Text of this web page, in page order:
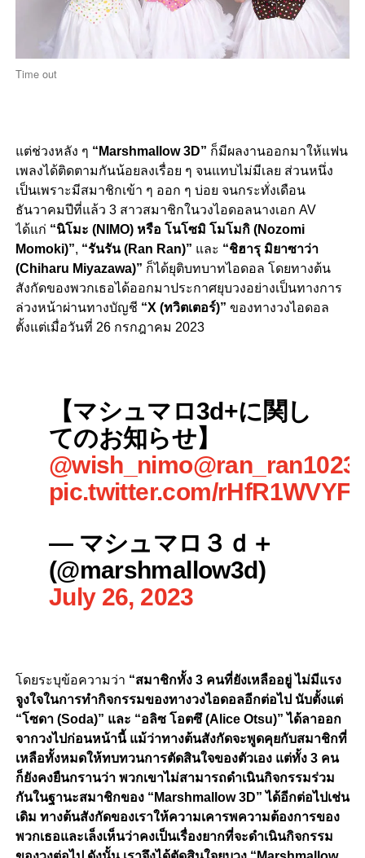
Time out
แต่ช่วงหลัง ๆ “Marshmallow 3D” ก็มีผลงานออกมาให้แฟน
เพลงได้ติดตามกันน้อยลงเรื่อย ๆ จนแทบไม่มีเลย ส่วนหนึ่ง
เป็นเพราะมีสมาชิกเข้า ๆ ออก ๆ บ่อย จนกระทั่งเดือน
ธันวาคมปีที่แล้ว 3 สาวสมาชิกในวงไอดอลนางเอก AV
ได้แก่ “นิโมะ (NIMO) หรือ โนโซมิ โมโมกิ (Nozomi
Momoki)”, “รันรัน (Ran Ran)” และ “ชิฮารุ มิยาซาว่า
(Chiharu Miyazawa)” ก็ได้ยุติบทบาทไอดอล โดยทางต้น
สังกัดของพวกเธอได้ออกมาประกาศยุบวงอย่างเป็นทางการ
ล่วงหน้าผ่านทางบัญชี “X (ทวิตเตอร์)” ของทางวงไอดอล
ตั้งแต่เมื่อวันที่ 26 กรกฎาคม 2023
【マシュマロ3d+に関し
てのお知らせ】
@wish_nimo@ran_ran1023
pic.twitter.com/rHfR1WVYF9
— マシュマロ３ｄ＋
(@marshmallow3d)
July 26, 2023
โดยระบุข้อความว่า “สมาชิกทั้ง 3 คนที่ยังเหลืออยู่ ไม่มีแรง
จูงใจในการทำกิจกรรมของทางวงไอดอลอีกต่อไป นับตั้งแต่
“โซดา (Soda)” และ “อลิซ โอตซึ (Alice Otsu)” ได้ลาออก
จากวงไปก่อนหน้านี้ แม้ว่าทางต้นสังกัดจะพูดคุยกับสมาชิกที่
เหลือทั้งหมดให้ทบทวนการตัดสินใจของตัวเอง แต่ทั้ง 3 คน
ก็ยังคงยืนกรานว่า พวกเขาไม่สามารถดำเนินกิจกรรมร่วม
กันในฐานะสมาชิกของ “Marshmallow 3D” ได้อีกต่อไปเช่น
เดิม ทางต้นสังกัดของเราให้ความเคารพความต้องการของ
พวกเธอและเล็งเห็นว่าคงเป็นเรื่องยากที่จะดำเนินกิจกรรม